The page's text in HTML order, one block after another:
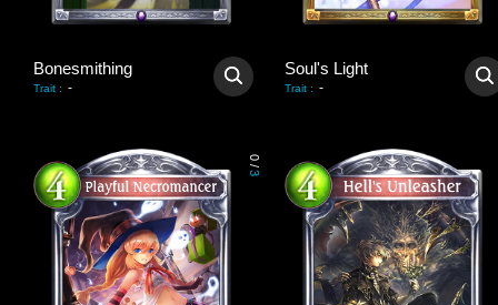
Bonesmithing
Trait : -
Soul's Light
Trait : -
0
/
3